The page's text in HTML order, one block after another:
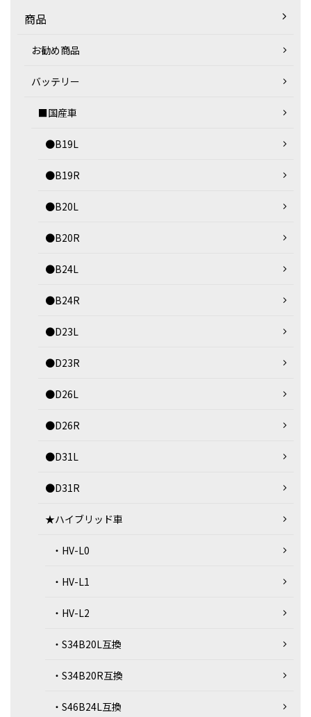
商品
お勧め商品
バッテリー
■国産車
●B19L
●B19R
●B20L
●B20R
●B24L
●B24R
●D23L
●D23R
●D26L
●D26R
●D31L
●D31R
★ハイブリッド車
・HV-L0
・HV-L1
・HV-L2
・S34B20L互換
・S34B20R互換
・S46B24L互換